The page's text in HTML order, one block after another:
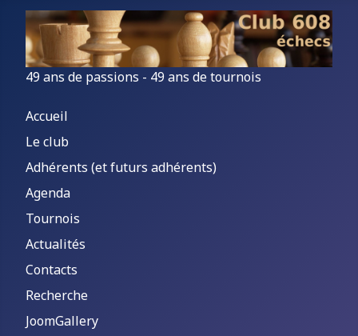
49 ans de passions - 49 ans de tournois
Accueil
Le club
Adhérents (et futurs adhérents)
Agenda
Tournois
Actualités
Contacts
Recherche
JoomGallery